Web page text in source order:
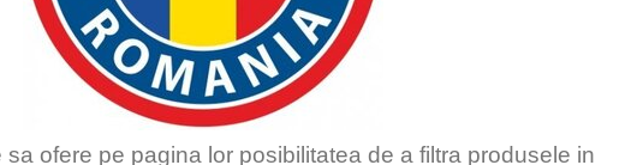
ofere pe pagina lor posibilitatea de a filtra produsele in